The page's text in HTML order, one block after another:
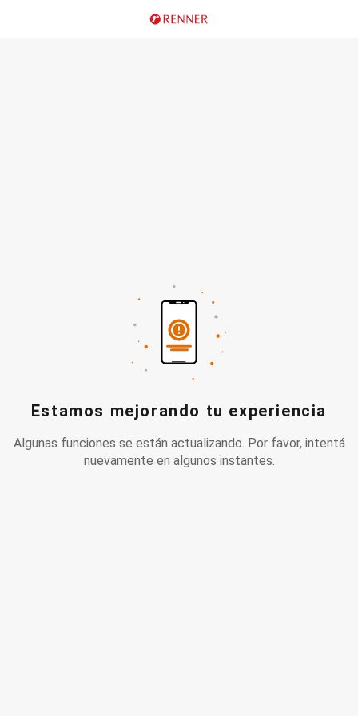
Estamos mejorando tu experiencia
Algunas funciones se están actualizando. Por favor, intentá
nuevamente en algunos instantes.